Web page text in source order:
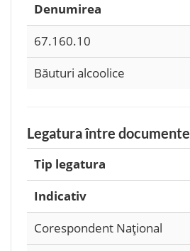
Denumirea
67.160.10
Băuturi alcoolice
Legatura între documente
Tip legatura
Indicativ
Corespondent Naţional